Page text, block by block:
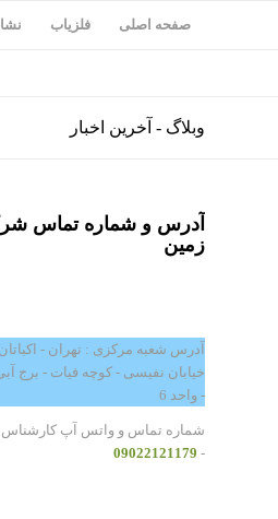
صفحه اصلی فلزیاب
وبلاگ - آخرین اخبار
آدرس و شماره تماس
زمین
آدرس شعبه مرکزی : تهران -
- واحد 6
شماره تماس و واتس آپ کارشناس
-
09022121179